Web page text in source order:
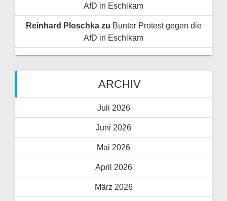
AfD in Eschlkam
Reinhard Ploschka zu Bunter Protest gegen die
AfD in Eschlkam
ARCHIV
Juli 2026
Juni 2026
Mai 2026
April 2026
März 2026